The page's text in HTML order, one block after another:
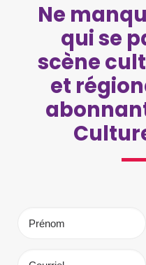
Ne
qui se
scène
et